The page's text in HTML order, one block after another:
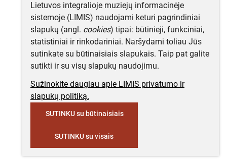
Lietuvos integralioje muziejų informacinėje
sistemoje (LIMIS) naudojami keturi pagrindiniai
slapukų (angl.cookies) tipai: būtinieji, funkciniai,
statistiniai ir rinkodariniai. Naršydami toliau Jūs
sutinkate su būtinaisiais slapukais. Taip pat galite
sutikti ir su visų slapukų naudojimu.
Sužinokite daugiau apie LIMIS privatumo ir
slapukų politiką.
SUTINKU su būtinaisiais
SUTINKU su visais